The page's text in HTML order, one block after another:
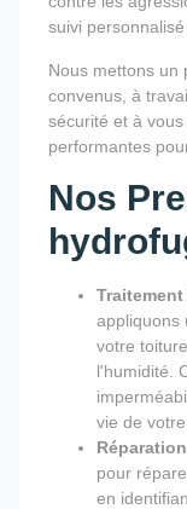
suivi
Nous mettons un
convenus, à
sécurité et à
performantes
Nos
appliquons
votre
l'humidité.
vie de votre
pour
en